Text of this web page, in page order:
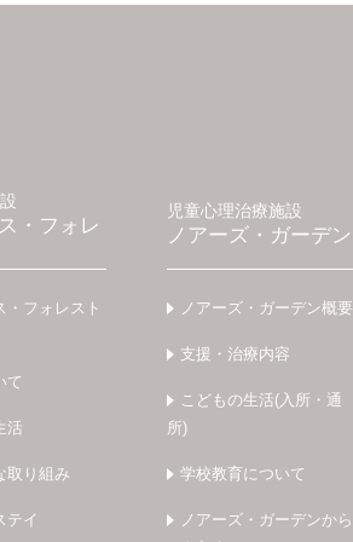
・フォレ
・フォレスト
て
活
取り組み
テイ
児童心理治療施設
ノアーズ・ガーデン
ノアーズ・ガーデン概要
支援・治療内容
こどもの生活(入所・通
所)
学校教育について
ノアーズ・ガーデンから